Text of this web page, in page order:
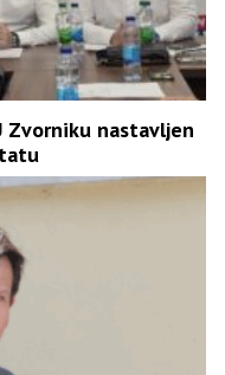
Zvorniku nastavljen